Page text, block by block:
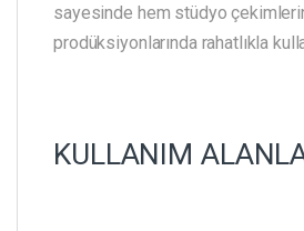
sayesinde hem stüdyo
prodüksiyonlarında rahatlıkla
KULLANIM